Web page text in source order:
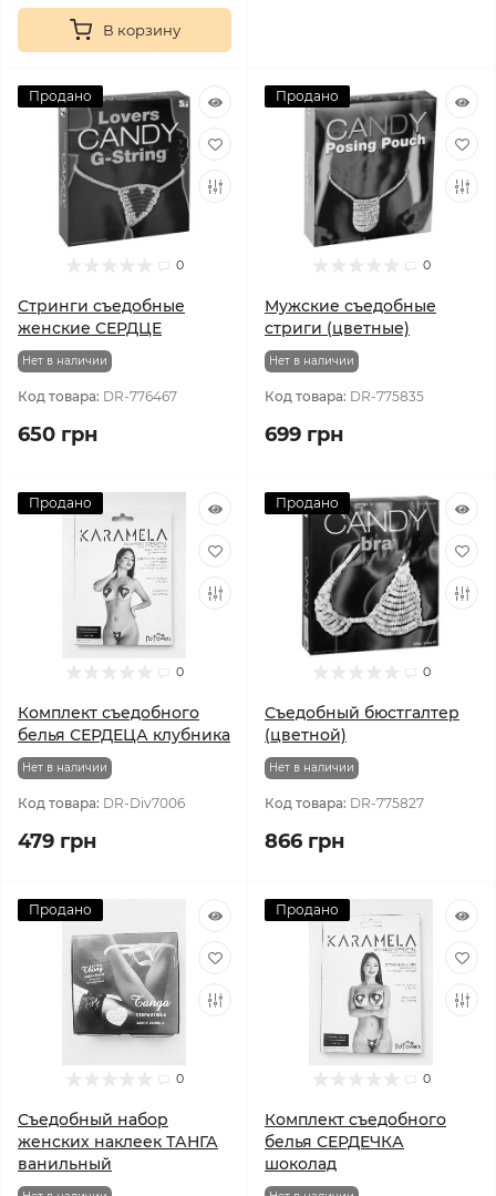
В корзину
Продано
0
Стринги съедобные
женские СЕРДЦЕ
Нет в наличии
Код товара: DR-776467
650 грн
Продано
0
Мужские съедобные
стриги (цветные)
Нет в наличии
Код товара: DR-775835
699 грн
Продано
0
Комплект съедобного
белья СЕРДЕЦА клубника
Нет в наличии
Код товара: DR-Div7006
479 грн
Продано
0
Съедобный бюстгалтер
(цветной)
Нет в наличии
Код товара: DR-775827
866 грн
Продано
0
Съедобный набор
женских наклеек ТАНГА
ванильный
Продано
0
Комплект съедобного
белья СЕРДЕЧКА
шоколад